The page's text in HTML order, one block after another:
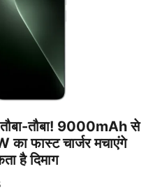
तौबा! 9000mAh से
का फास्ट चार्जर मचाएंगे
है दिमाग